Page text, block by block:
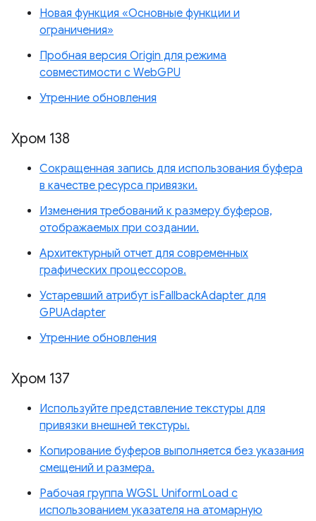
Новая функция «Основные функции и
ограничения»
Пробная версия Origin для режима
совместимости с WebGPU
Утренние обновления
Хром 138
Сокращенная запись для использования буфера
в качестве ресурса привязки.
Изменения требований к размеру буферов,
отображаемых при создании.
Архитектурный отчет для современных
графических процессоров.
Устаревший атрибут isFallbackAdapter для
GPUAdapter
Утренние обновления
Хром 137
Используйте представление текстуры для
привязки внешней текстуры.
Копирование буферов выполняется без указания
смещений и размера.
Рабочая группа WGSL UniformLoad с
использованием указателя на атомарную